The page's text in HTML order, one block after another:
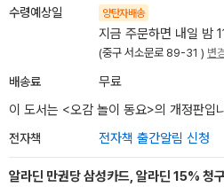
수령예상일 양탄자배송
지금 주문하면 내일 밤
(중구 서소문로 89-31 ) 변
배송료
무료
이 도서는 <오감 놀이 동요>의 개정판입
전자책 전자책 출간알림 신청
알라딘 만권당 삼성카드, 알라딘 15% 청